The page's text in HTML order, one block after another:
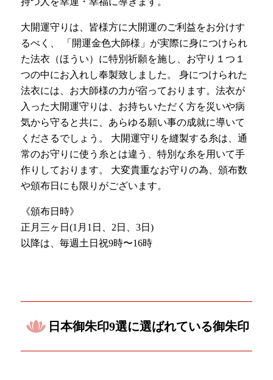
大開運守りは、皆様方に大開運のご利益をお分けす
るべく、 「開運金色大師様」が実際に身につけられ
た法衣（ほうい）に特別祈願を施し、お守り１つ１
つの中にお入れし奉製致しました。 身につけられた
法衣には、お大師様の力が宿っております。法衣が
入った大開運守りは、お持ちいただく方を災いや病
気から守ると共に、あらゆる願い事の成就に導いて
くださるでしょう。 大開運守りを縫製する糸は、通
常のお守りに使う糸とは違う、特別な糸を用いて手
作りしております。 大変貴重なお守りの為、頒布数
や頒布日にも限りがございます。
《頒布日時》
正月三ヶ日(1月1日、2日、3日)
以降は、毎週土日祝9時〜16時
日本御朱印9選に選ばれている御朱印